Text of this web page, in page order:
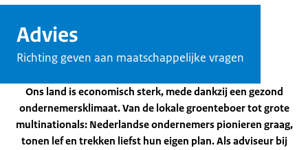
Advies
Richting geven aan maatschappelijke vragen
Ons land is economisch sterk, mede dankzij een gezond
ondernemersklimaat. Van de lokale groenteboer tot grote
multinationals: Nederlandse ondernemers pionieren graag,
tonen lef en trekken liefst hun eigen plan. Als adviseur bij